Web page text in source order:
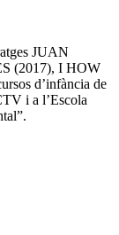
JUAN
(2017), I HOW
d’infància de
i a l’Escola